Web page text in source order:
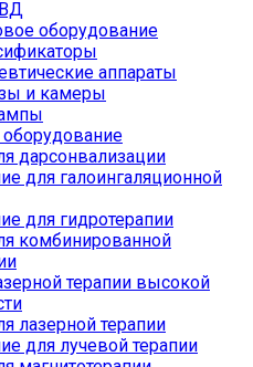
оборудование
аппараты
и камеры
дарсонвализации
для галоингаляционной
для гидротерапии
комбинированной
терапии высокой
лазерной терапии
для лучевой терапии